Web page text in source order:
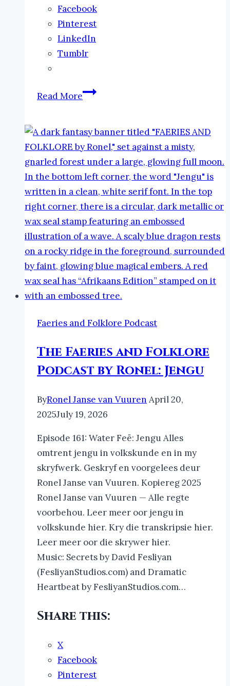
Facebook
Pinterest
LinkedIn
Tumblr
Read MoreNymphs
Kinds
Faeries and Folklore Podcast
The Faeries and Folklore
Podcast by Ronel: Jengu
ByRonel Janse van Vuuren April 20,
2025July 19, 2026
Episode 161: Water Feë: Jengu Alles
omtrent jengu in volkskunde en in my
skryfwerk. Geskryf en voorgelees deur
Ronel Janse van Vuuren. Kopiereg 2025
Ronel Janse van Vuuren — Alle regte
voorbehou. Leer meer oor jengu in
volkskunde hier. Kry die transkripsie hier.
Leer meer oor die skrywer hier.
Music: Secrets by David Fesliyan
(FesliyanStudios.com) and Dramatic
Heartbeat by FesliyanStudios.com…
Share this:
X
Facebook
Pinterest